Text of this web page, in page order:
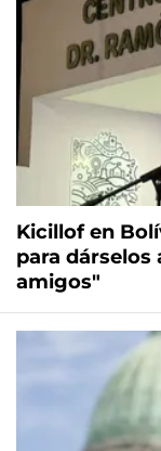
Kicillof en
para dárselos
amigos"